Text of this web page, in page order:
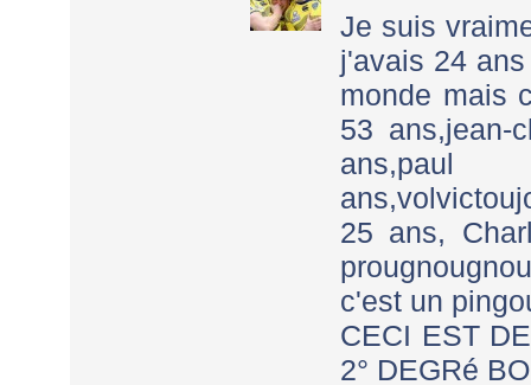
Je suis
j'avais 24
monde mais
53
25 ans,
c'est un
CECI EST
2° DEGRé